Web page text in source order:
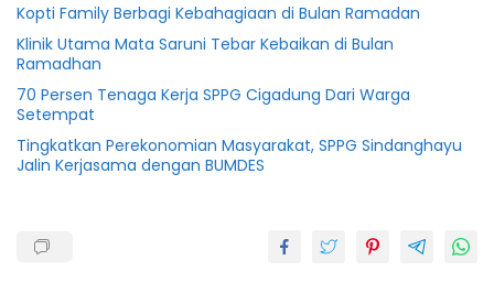
Kopti Family Berbagi Kebahagiaan di Bulan Ramadan
Klinik Utama Mata Saruni Tebar Kebaikan di Bulan
Ramadhan
70 Persen Tenaga Kerja SPPG Cigadung Dari Warga
Setempat
Tingkatkan Perekonomian Masyarakat, SPPG Sindanghayu
Jalin Kerjasama dengan BUMDES
hijriah